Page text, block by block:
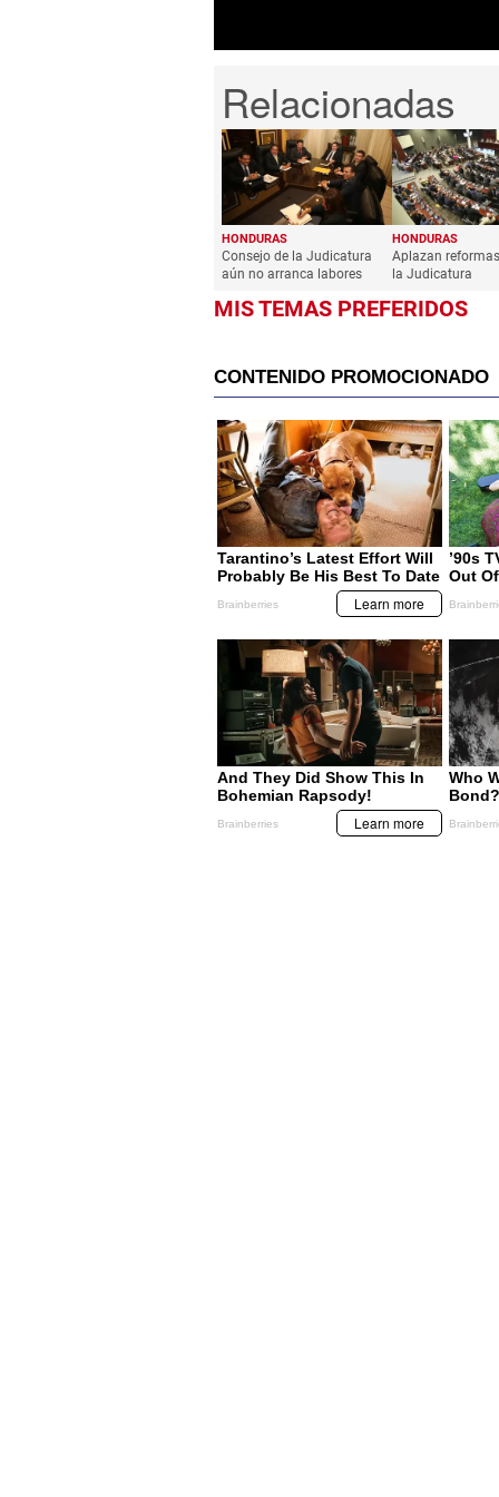
HONDURAS
Consejo de la Judicatura
aún no arranca labores
HONDURAS
Aplazan
la Judicatura
MIS TEMAS PREFERIDOS